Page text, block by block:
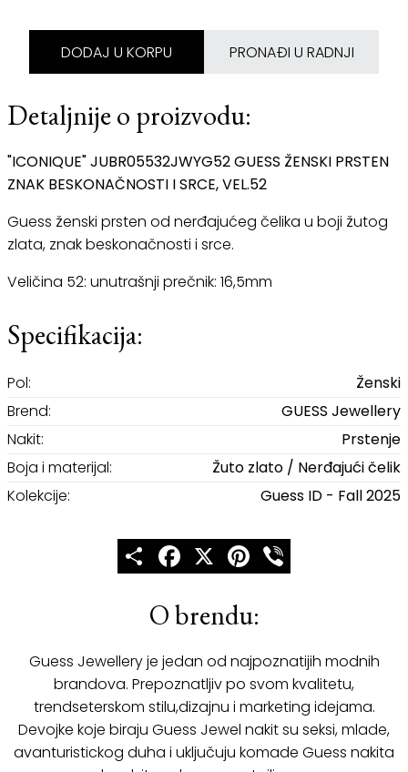
DODAJ U KORPU PRONAĐI U RADNJI
Detaljnije o proizvodu:
"ICONIQUE" JUBR05532JWYG52 GUESS ŽENSKI PRSTEN
ZNAK BESKONAČNOSTI I SRCE, VEL.52
Guess ženski prsten od nerđajućeg čelika u boji žutog
zlata, znak beskonačnosti i srce.
Veličina 52: unutrašnji prečnik: 16,5mm
Specifikacija:
Pol:
Ženski
Brend:
GUESS Jewellery
Nakit:
Prstenje
Boja i materijal:
Žuto zlato / Nerđajući čelik
Kolekcije:
Guess ID - Fall 2025
ShareFacebook
X Pinterest
O brendu:
Guess Jewellery je jedan od najpoznatijih modnih
brandova. Prepoznatljiv po svom kvalitetu,
trendseterskom stilu,dizajnu i marketing idejama.
Devojke koje biraju Guess Jewel nakit su seksi, mlade,
avanturistickog duha i uključuju komade Guess nakita